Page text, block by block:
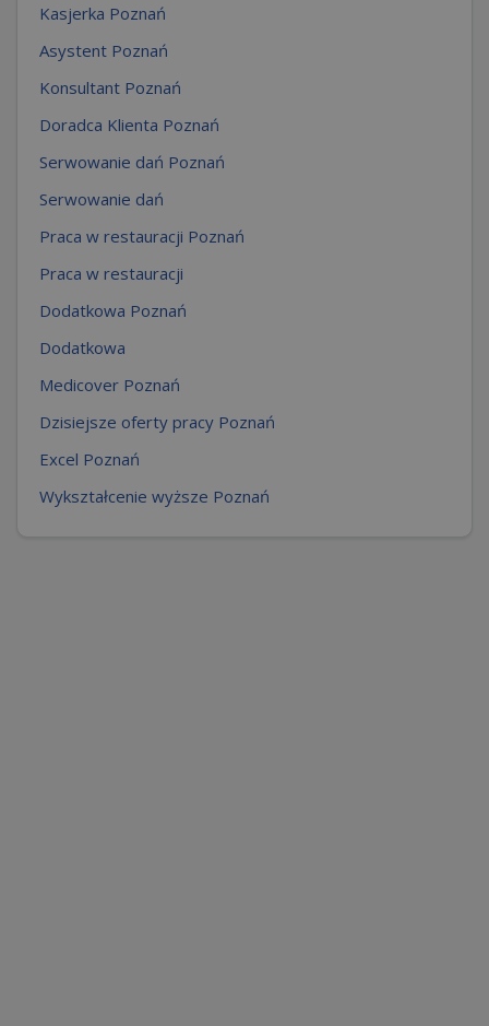
Kasjerka Poznań
Asystent Poznań
Konsultant Poznań
Doradca Klienta Poznań
Serwowanie dań Poznań
Serwowanie dań
Praca w restauracji Poznań
Praca w restauracji
Dodatkowa Poznań
Dodatkowa
Medicover Poznań
Dzisiejsze oferty pracy Poznań
Excel Poznań
Wykształcenie wyższe Poznań